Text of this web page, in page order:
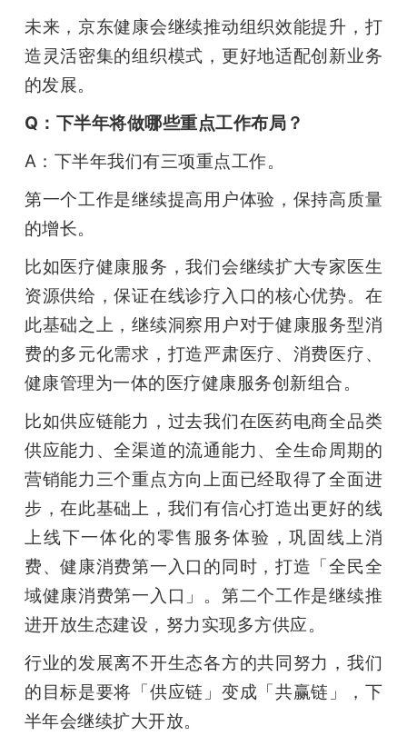
未来，京东健康会继续推动组织效能提升，打
造灵活密集的组织模式，更好地适配创新业务
的发展。
Q：下半年将做哪些重点工作布局？
A：下半年我们有三项重点工作。
第一个工作是继续提高用户体验，保持高质量
的增长。
比如医疗健康服务，我们会继续扩大专家医生
资源供给，保证在线诊疗入口的核心优势。在
此基础之上，继续洞察用户对于健康服务型消
费的多元化需求，打造严肃医疗、消费医疗、
健康管理为一体的医疗健康服务创新组合。
比如供应链能力，过去我们在医药电商全品类
供应能力、全渠道的流通能力、全生命周期的
营销能力三个重点方向上面已经取得了全面进
步，在此基础上，我们有信心打造出更好的线
上线下一体化的零售服务体验，巩固线上消
费、健康消费第一入口的同时，打造「全民全
域健康消费第一入口」。第二个工作是继续推
进开放生态建设，努力实现多方供应。
行业的发展离不开生态各方的共同努力，我们
的目标是要将「供应链」变成「共赢链」，下
半年会继续扩大开放。